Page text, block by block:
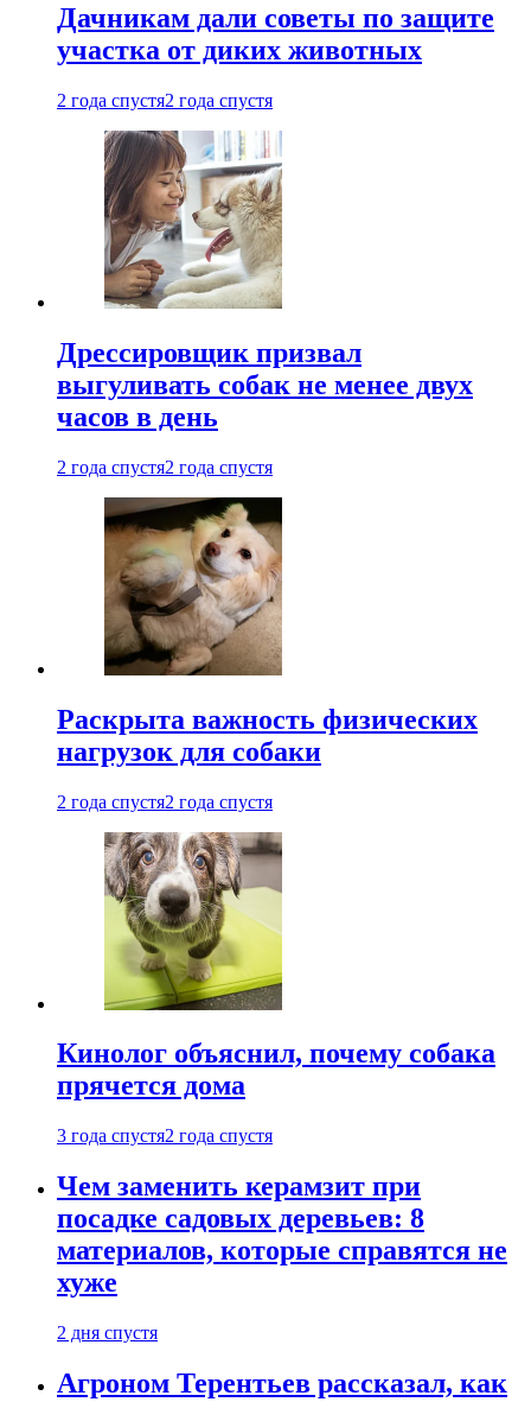
Дачникам дали советы по защите
участка от диких животных
2 года спустя2 года спустя
Дрессировщик призвал
выгуливать собак не менее двух
часов в день
2 года спустя2 года спустя
Раскрыта важность физических
нагрузок для собаки
2 года спустя2 года спустя
Кинолог объяснил, почему собака
прячется дома
3 года спустя2 года спустя
Чем заменить керамзит при
посадке садовых деревьев: 8
материалов, которые справятся не
хуже
2 дня спустя
Агроном Терентьев рассказал, как